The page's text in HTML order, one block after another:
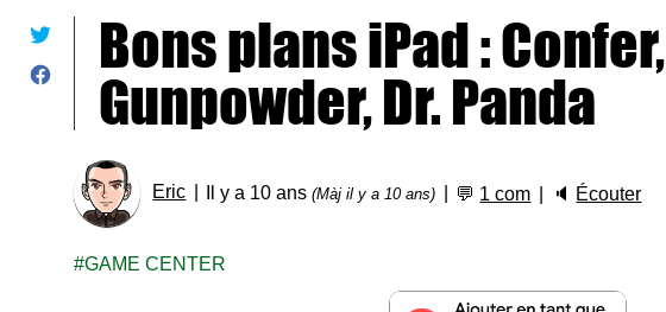
Bons plans iPad : Confer,
Gunpowder, Dr. Panda
Eric Il y a 10 ans(Màj il y a 10 ans) 💬 1 com 🔈 Écouter
GAME CENTER